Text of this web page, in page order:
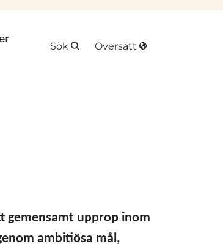
webbplats
Sök Översätt
gemensamt upprop inom
ambitiösa mål,